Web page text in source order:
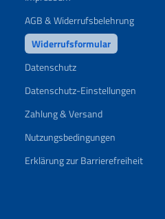
AGB & Widerrufsbelehrung
Widerrufsformular
Datenschutz
Datenschutz-Einstellungen
Zahlung & Versand
Nutzungsbedingungen
Erklärung zur Barrierefreiheit